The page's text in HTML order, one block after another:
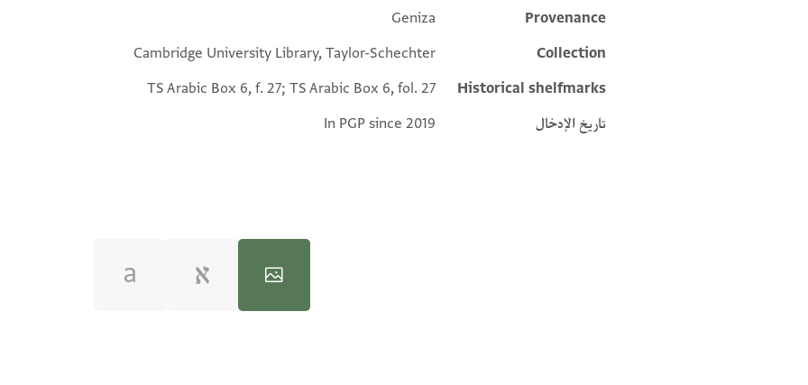
Additional metadata
Provenance
Geniza
Collection
Cambridge University Library, Taylor-Schechter
Historical shelfmarks
TS Arabic Box 6, f. 27; TS Arabic Box 6, fol. 27
تاريخ الإدخال
In PGP since 2019